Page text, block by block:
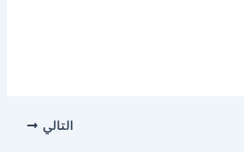
التالي